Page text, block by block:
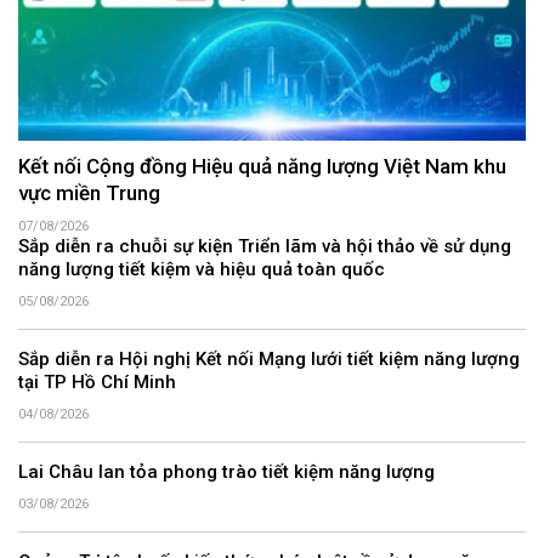
Kết nối Cộng đồng Hiệu quả năng lượng Việt Nam khu
vực miền Trung
07/08/2026
Sắp diễn ra chuỗi sự kiện Triển lãm và hội thảo về sử dụng
năng lượng tiết kiệm và hiệu quả toàn quốc
05/08/2026
Sắp diễn ra Hội nghị Kết nối Mạng lưới tiết kiệm năng lượng
tại TP Hồ Chí Minh
04/08/2026
Lai Châu lan tỏa phong trào tiết kiệm năng lượng
03/08/2026